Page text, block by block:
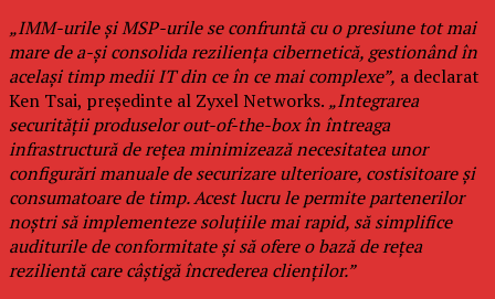
„IMM-urile și MSP-urile se confruntă cu o presiune tot mai
mare de a-și consolida reziliența cibernetică, gestionând în
același timp medii IT din ce în ce mai complexe”, a declarat
Ken Tsai, președinte al Zyxel Networks. „Integrarea
securității produselor out-of-the-box în întreaga
infrastructură de rețea minimizează necesitatea unor
configurări manuale de securizare ulterioare, costisitoare și
consumatoare de timp. Acest lucru le permite partenerilor
noștri să implementeze soluțiile mai rapid, să simplifice
auditurile de conformitate și să ofere o bază de rețea
rezilientă care câștigă încrederea clienților.”